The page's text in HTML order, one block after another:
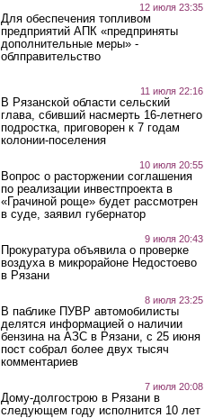
12 июля 23:35
Для обеспечения топливом
предприятий АПК «предприняты
дополнительные меры» -
облправительство
11 июля 22:16
В Рязанской области сельский
глава, сбивший насмерть 16-летнего
подростка, приговорен к 7 годам
колонии-поселения
10 июля 20:55
Вопрос о расторжении соглашения
по реализации инвестпроекта в
«Грачиной роще» будет рассмотрен
в суде, заявил губернатор
9 июля 20:43
Прокуратура объявила о проверке
воздуха в микрорайоне Недостоево
в Рязани
8 июля 23:25
В паблике ПУВР автомобилисты
делятся информацией о наличии
бензина на АЗС в Рязани, с 25 июня
пост собрал более двух тысяч
комментариев
7 июля 20:08
Дому-долгострою в Рязани в
следующем году исполнится 10 лет